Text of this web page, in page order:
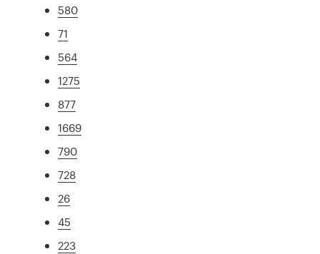
580
71
564
1275
877
1669
790
728
26
45
223